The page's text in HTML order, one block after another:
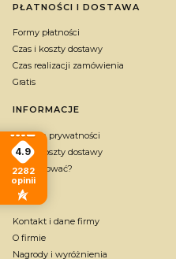
PŁATNOŚCI I DOSTAWA
Formy płatności
Czas i koszty dostawy
Czas realizacji zamówienia
Gratis
INFORMACJE
Polityka prywatności
Czas i koszty dostawy
Jak kupować?
O NAS
Kontakt i dane firmy
O firmie
Nagrody i wyróżnienia
4.9
2282
opinii